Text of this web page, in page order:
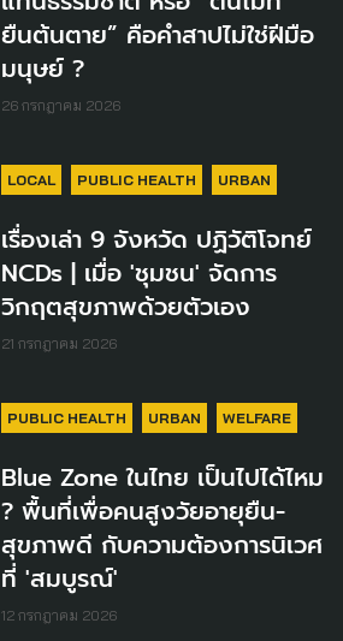
ยืนต้นตาย” คือคำสาปไม่ใช่ฝีมือ
มนุษย์ ?
26 กรกฎาคม 2026
LOCAL PUBLIC HEALTH URBAN
เรื่องเล่า 9 จังหวัด ปฏิวัติโจทย์
NCDs | เมื่อ 'ชุมชน' จัดการ
วิกฤตสุขภาพด้วยตัวเอง
21 กรกฎาคม 2026
PUBLIC HEALTH URBAN WELFARE
Blue Zone ในไทย เป็นไปได้ไหม
? พื้นที่เพื่อคนสูงวัยอายุยืน-
สุขภาพดี กับความต้องการนิเวศ
ที่ 'สมบูรณ์'
12 กรกฎาคม 2026